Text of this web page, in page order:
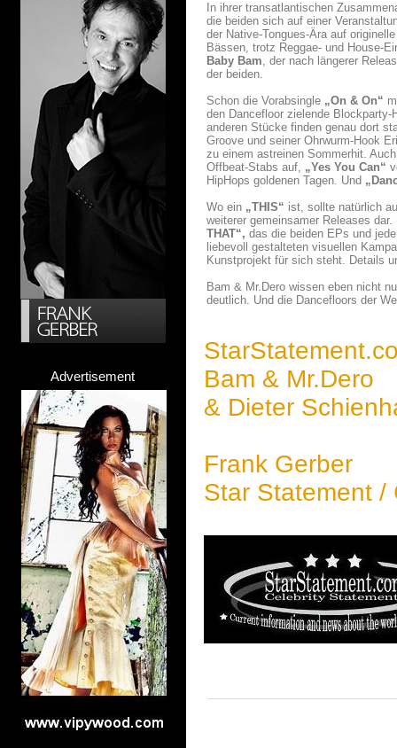
Advertisement
In ihrer transatlantischen
die beiden sich auf einer
der Native-Tongues-Ära auf
Bässen, trotz Reggae- und House-
Baby Bam, der nach längerer
der beiden.
Schon die Vorabsingle „On & On“
den Dancefloor zielende
anderen Stücke finden genau dort
Groove und seiner Ohrwurm-Hook
zu einem astreinen Sommerhit.
Offbeat-Stabs auf, „Yes You Can“
HipHops goldenen Tagen. Und
Wo ein „THIS“ ist, sollte natürlich
weiterer gemeinsamer Releases
THAT“, das die beiden EPs und
liebevoll gestalteten visuellen
Kunstprojekt für sich steht. Details
Bam & Mr.Dero wissen eben nicht
deutlich. Und die Dancefloors der
Bam & Mr.Dero
& Dieter
Frank Gerber
Star Statement /